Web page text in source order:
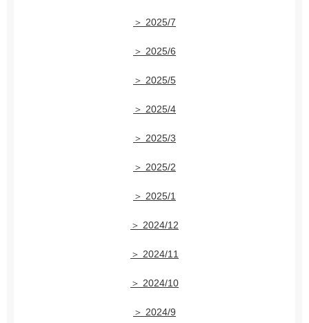
＞ 2025/7
＞ 2025/6
＞ 2025/5
＞ 2025/4
＞ 2025/3
＞ 2025/2
＞ 2025/1
＞ 2024/12
＞ 2024/11
＞ 2024/10
＞ 2024/9